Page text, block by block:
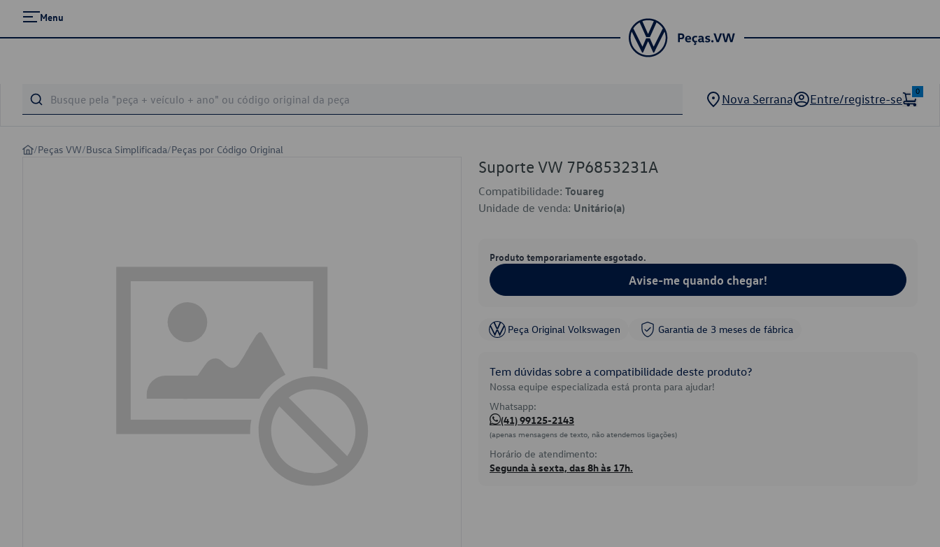
Menu
Nova Serrana Entre/registre-se
0
/Peças VW/Busca Simplificada/Peças por Código Original
Suporte VW 7P6853231A
Compatibilidade: Touareg
Unidade de venda: Unitário(a)
Produto temporariamente esgotado.
Avise-me quando chegar!
Peça Original Volkswagen Garantia de 3 meses de fábrica
Tem dúvidas sobre a compatibilidade deste produto?
Nossa equipe especializada está pronta para ajudar!
Whatsapp:
(41) 99125-2143
(apenas mensagens de texto, não atendemos ligações)
Horário de atendimento:
Segunda à sexta, das 8h às 17h.